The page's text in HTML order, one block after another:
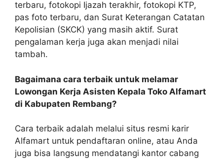
terbaru, fotokopi Ijazah terakhir, fotokopi KTP,
pas foto terbaru, dan Surat Keterangan Catatan
Kepolisian (SKCK) yang masih aktif. Surat
pengalaman kerja juga akan menjadi nilai
tambah.
Bagaimana cara terbaik untuk melamar
Lowongan Kerja Asisten Kepala Toko Alfamart
di Kabupaten Rembang?
Cara terbaik adalah melalui situs resmi karir
Alfamart untuk pendaftaran online, atau Anda
juga bisa langsung mendatangi kantor cabang